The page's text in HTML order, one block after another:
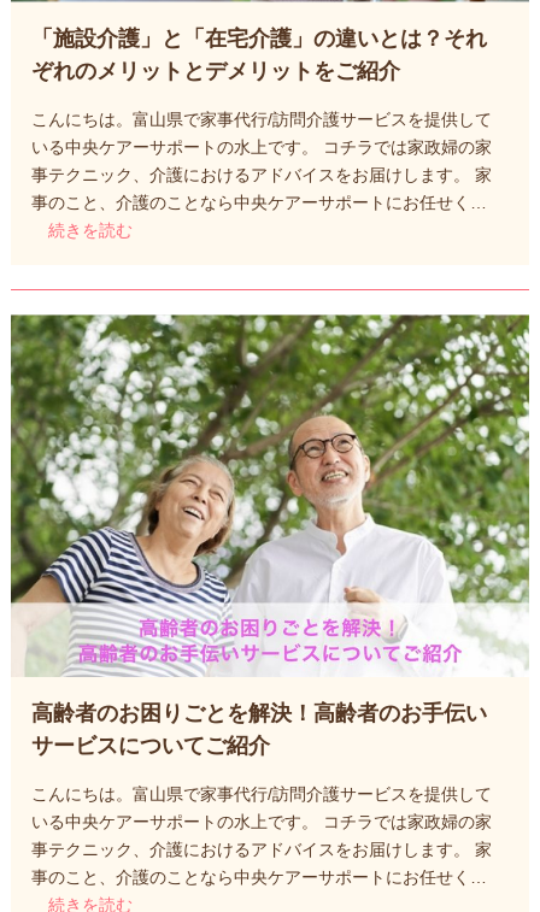
「施設介護」と「在宅介護」の違いとは？それ
ぞれのメリットとデメリットをご紹介
こんにちは。富山県で家事代行/訪問介護サービスを提供して
いる中央ケアーサポートの水上です。 コチラでは家政婦の家
事テクニック、介護におけるアドバイスをお届けします。 家
事のこと、介護のことなら中央ケアーサポートにお任せく…
続きを読む
高齢者のお困りごとを解決！高齢者のお手伝い
サービスについてご紹介
こんにちは。富山県で家事代行/訪問介護サービスを提供して
いる中央ケアーサポートの水上です。 コチラでは家政婦の家
事テクニック、介護におけるアドバイスをお届けします。 家
事のこと、介護のことなら中央ケアーサポートにお任せく…
続きを読む